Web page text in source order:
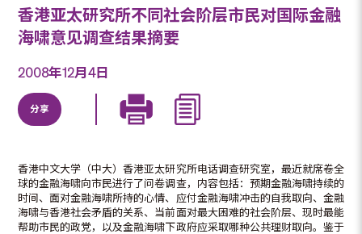
香港亚太研究所不同社会阶层市民对国际金融
海啸意见调查结果摘要
2008年12月4日
分享
香港中文大学（中大）香港亚太研究所电话调查研究室，最近就席卷全
球的金融海啸向市民进行了问卷调查，内容包括：预期金融海啸持续的
时间、面对金融海啸所持的心情、应付金融海啸冲击的自我取向、金融
海啸与香港社会矛盾的关系、当前面对最大困难的社会阶层、现时最能
帮助市民的政党，以及金融海啸下政府应采取哪种公共理财取向。鉴于